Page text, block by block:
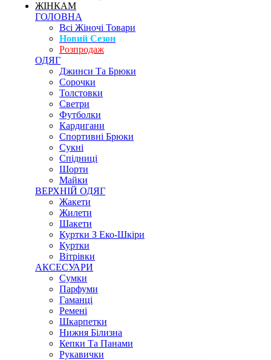
ЖІНКАМ
ГОЛОВНА
Всі Жіночі Товари
Новий Сезон
Розпродаж
ОДЯГ
Джинси Та Брюки
Сорочки
Толстовки
Светри
Футболки
Кардигани
Спортивні Брюки
Сукні
Спідниці
Шорти
Майки
ВЕРХНІЙ ОДЯГ
Жакети
Жилети
Шакети
Куртки З Еко-Шкіри
Куртки
Вітрівки
АКСЕСУАРИ
Сумки
Парфуми
Гаманці
Ремені
Шкарпетки
Нижня Білизна
Кепки Та Панами
Рукавички